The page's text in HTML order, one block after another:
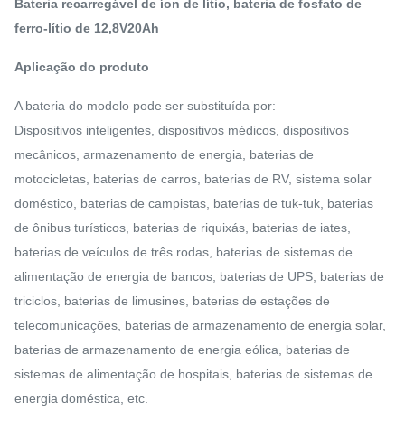
Bateria recarregável de íon de lítio, bateria de fosfato de
ferro-lítio de 12,8V20Ah
Aplicação do produto
A bateria do modelo pode ser substituída por:
Dispositivos inteligentes, dispositivos médicos, dispositivos
mecânicos, armazenamento de energia, baterias de
motocicletas, baterias de carros, baterias de RV, sistema solar
doméstico, baterias de campistas, baterias de tuk-tuk, baterias
de ônibus turísticos, baterias de riquixás, baterias de iates,
baterias de veículos de três rodas, baterias de sistemas de
alimentação de energia de bancos, baterias de UPS, baterias de
triciclos, baterias de limusines, baterias de estações de
telecomunicações, baterias de armazenamento de energia solar,
baterias de armazenamento de energia eólica, baterias de
sistemas de alimentação de hospitais, baterias de sistemas de
energia doméstica, etc.